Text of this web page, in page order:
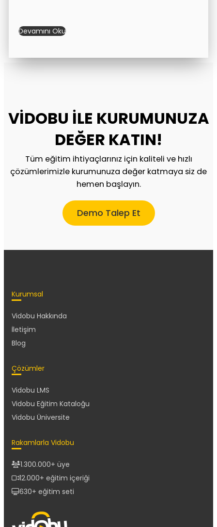
Devamını Oku
VİDOBU İLE KURUMUNUZA
DEĞER KATIN!
Tüm eğitim ihtiyaçlarınız için kaliteli ve hızlı
çözümlerimizle kurumunuza değer katmaya siz de
hemen başlayın.
Demo Talep Et
Kurumsal
Vidobu Hakkında
İletişim
Blog
Çözümler
Vidobu LMS
Vidobu Eğitim Kataloğu
Vidobu Üniversite
Rakamlarla Vidobu
1.300.000+ üye
12.000+ eğitim içeriği
630+ eğitim seti